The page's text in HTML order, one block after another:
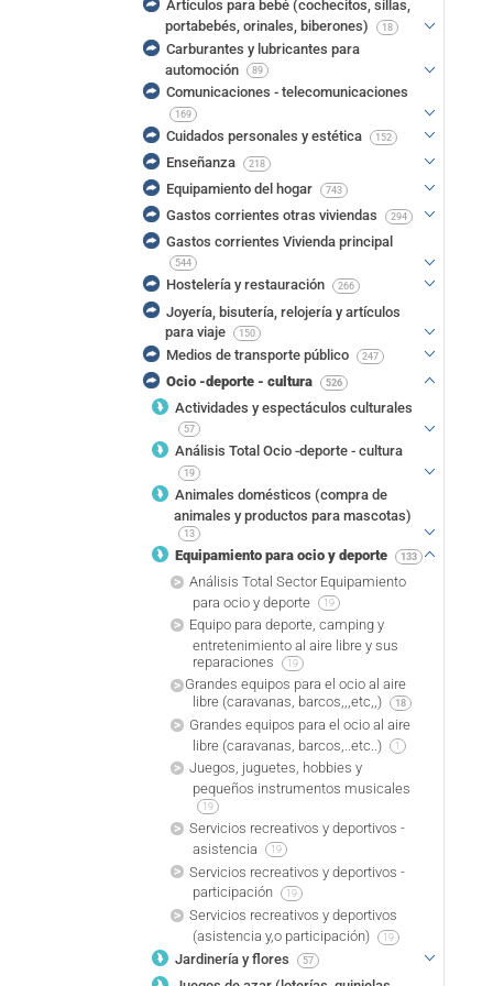
Artículos para bebé (cochecitos, sillas,
portabebés, orinales, biberones)
18
Carburantes y lubricantes para
automoción
89
Comunicaciones - telecomunicaciones
169
Cuidados personales y estética 152
Enseñanza 218
Equipamiento del hogar 743
Gastos corrientes otras viviendas 294
Gastos corrientes Vivienda principal
544
Hostelería y restauración 266
Joyería, bisutería, relojería y artículos
para viaje
150
Medios de transporte público 247
Ocio -deporte - cultura 526
Actividades y espectáculos culturales
57
Análisis Total Ocio -deporte - cultura
19
Animales domésticos (compra de
animales y productos para mascotas)
13
Equipamiento para ocio y deporte 133
Análisis Total Sector Equipamiento
para ocio y deporte
19
Equipo para deporte, camping y
entretenimiento al aire libre y sus
reparaciones
19
Grandes equipos para el ocio al aire
libre (caravanas, barcos,,,etc,,)
18
Grandes equipos para el ocio al aire
libre (caravanas, barcos,..etc..)
1
Juegos, juguetes, hobbies y
pequeños instrumentos musicales
19
Servicios recreativos y deportivos -
asistencia
19
Servicios recreativos y deportivos -
participación
19
Servicios recreativos y deportivos
(asistencia y,o participación)
19
Jardinería y flores 57